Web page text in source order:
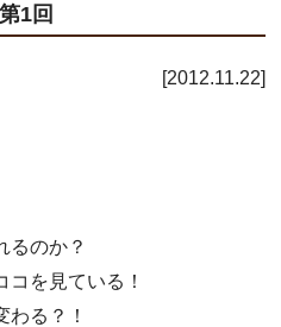
1回
2012.11.22
るのか？
コを見ている！
わる？！